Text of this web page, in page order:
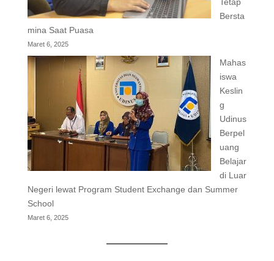
Bersta
mina Saat Puasa
Maret 6, 2025
Mahas
iswa
Keslin
g
Udinus
Berpel
uang
Belajar
di Luar
Negeri lewat Program Student Exchange dan Summer
School
Maret 6, 2025